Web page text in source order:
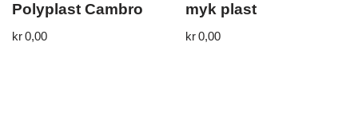
Polyplast Cambro
kr0,00
myk plast
kr0,00